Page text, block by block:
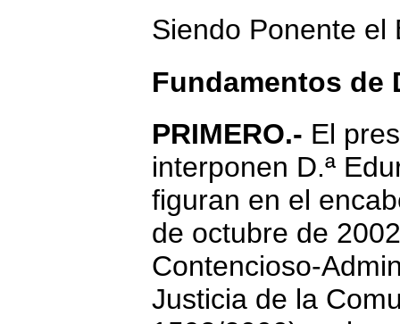
Siendo Ponente el
Fundamentos de
PRIMERO.- El
interponen D.ª
figuran en el
de octubre de
Contencioso-
Justicia de la